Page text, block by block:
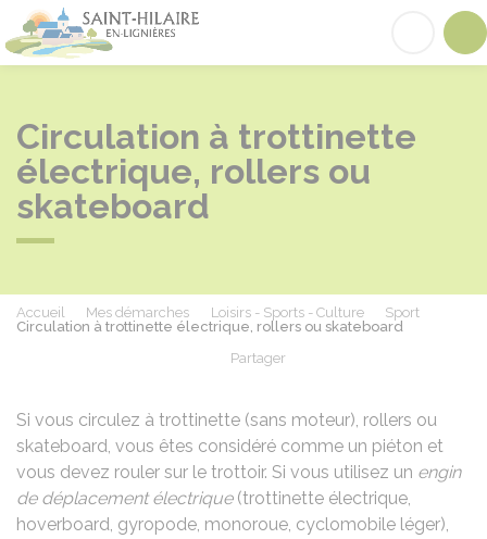
Saint-Hilaire-en-Lignières
Circulation à trottinette
électrique, rollers ou
skateboard
Accueil Mes démarches Loisirs - Sports - Culture
Sport
Circulation à trottinette électrique, rollers ou skateboard
Partager
Si vous circulez à trottinette (sans moteur), rollers ou
skateboard, vous êtes considéré comme un piéton et
vous devez rouler sur le trottoir. Si vous utilisez un engin
de déplacement électrique(trottinette électrique,
hoverboard, gyropode, monoroue, cyclomobile léger),